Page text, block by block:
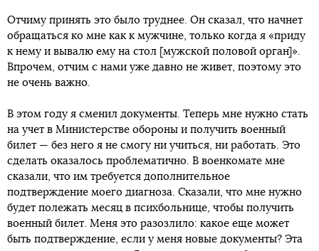
Отчиму принять это было труднее. Он сказал, что начнет
обращаться ко мне как к мужчине, только когда я «приду
к нему и вывалю ему на стол [мужской половой орган]».
Впрочем, отчим с нами уже давно не живет, поэтому это
не очень важно.
В этом году я сменил документы. Теперь мне нужно стать
на учет в Министерстве обороны и получить военный
билет — без него я не смогу ни учиться, ни работать. Это
сделать оказалось проблематично. В военкомате мне
сказали, что им требуется дополнительное
подтверждение моего диагноза. Сказали, что мне нужно
будет полежать месяц в психбольнице, чтобы получить
военный билет. Меня это разозлило: какое еще может
быть подтверждение, если у меня новые документы? Эта